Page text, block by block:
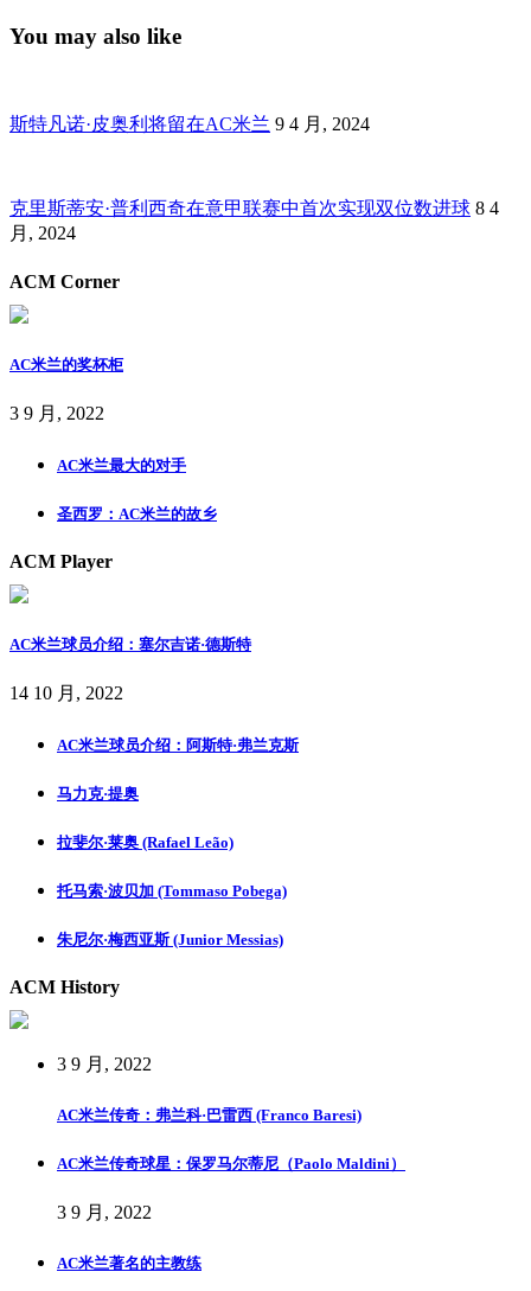
You may also like
斯特凡诺·皮奥利将留在AC米兰 9 4 月, 2024
克里斯蒂安·普利西奇在意甲联赛中首次实现双位数进球 8 4
月, 2024
ACM Corner
AC米兰的奖杯柜
3 9 月, 2022
AC米兰最大的对手
圣西罗：AC米兰的故乡
ACM Player
AC米兰球员介绍：塞尔吉诺·德斯特
14 10 月, 2022
AC米兰球员介绍：阿斯特·弗兰克斯
马力克·提奥
拉斐尔·莱奥 (Rafael Leão)
托马索·波贝加 (Tommaso Pobega)
朱尼尔·梅西亚斯 (Junior Messias)
ACM History
3 9 月, 2022
AC米兰传奇：弗兰科·巴雷西 (Franco Baresi)
AC米兰传奇球星：保罗马尔蒂尼（Paolo Maldini）
3 9 月, 2022
AC米兰著名的主教练